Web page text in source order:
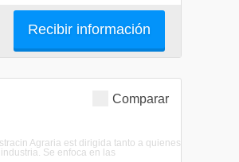
Recibir información
Comparar
Agraria est dirigida tanto a quienes
Se enfoca en las